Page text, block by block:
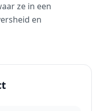
ze in een
en